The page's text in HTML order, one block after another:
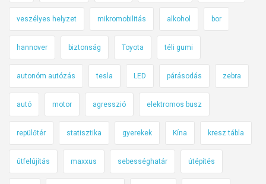
veszélyes helyzet mikromobilitás alkohol bor
hannover biztonság Toyota téli gumi
autonóm autózás tesla LED párásodás zebra
autó motor agresszió elektromos busz
repülőtér statisztika gyerekek Kína kresz tábla
útfelújítás maxxus sebességhatár útépítés